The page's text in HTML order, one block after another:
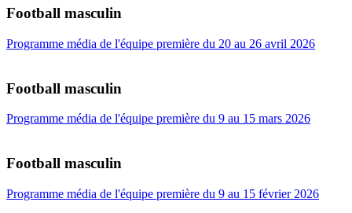
Football masculin
Programme média de l'équipe première du 20 au 26 avril 2026
Football masculin
Programme média de l'équipe première du 9 au 15 mars 2026
Football masculin
Programme média de l'équipe première du 9 au 15 février 2026